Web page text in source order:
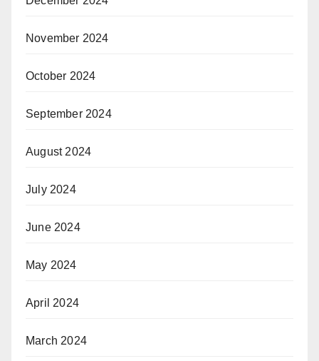
November 2024
October 2024
September 2024
August 2024
July 2024
June 2024
May 2024
April 2024
March 2024